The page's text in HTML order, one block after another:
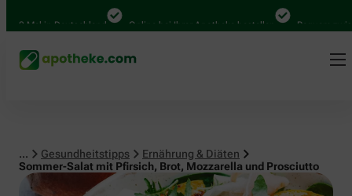
Mal in Deutschland Online bei Ihrer Apotheke bestellen Bequem
... Gesundheitstipps
Ernährung & Diäten
Sommer-Salat mit Pfirsich, Brot, Mozzarella und Prosciutto
Ernährung & Diäten